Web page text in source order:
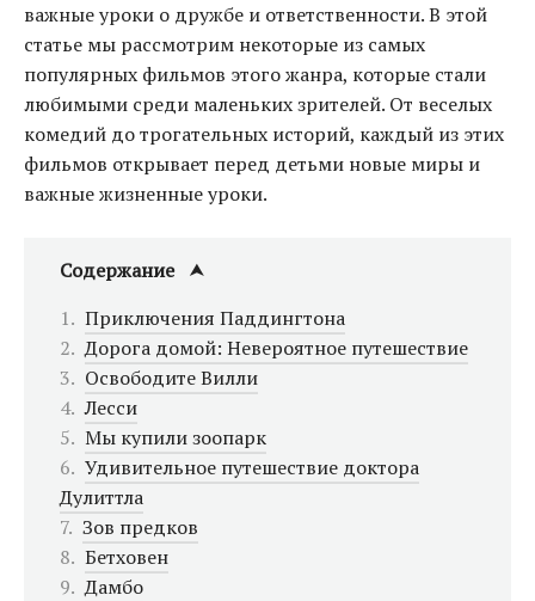
важные уроки о дружбе и ответственности. В этой
статье мы рассмотрим некоторые из самых
популярных фильмов этого жанра, которые стали
любимыми среди маленьких зрителей. От веселых
комедий до трогательных историй, каждый из этих
фильмов открывает перед детьми новые миры и
важные жизненные уроки.
Содержание
Приключения Паддингтона
Дорога домой: Невероятное путешествие
Освободите Вилли
Лесси
Мы купили зоопарк
Удивительное путешествие доктора
Дулиттла
Зов предков
Бетховен
Дамбо